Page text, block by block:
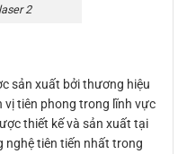
2
sản xuất bởi thương hiệu
vị tiên phong trong lĩnh vực
thiết kế và sản xuất tại
nghệ tiên tiến nhất trong